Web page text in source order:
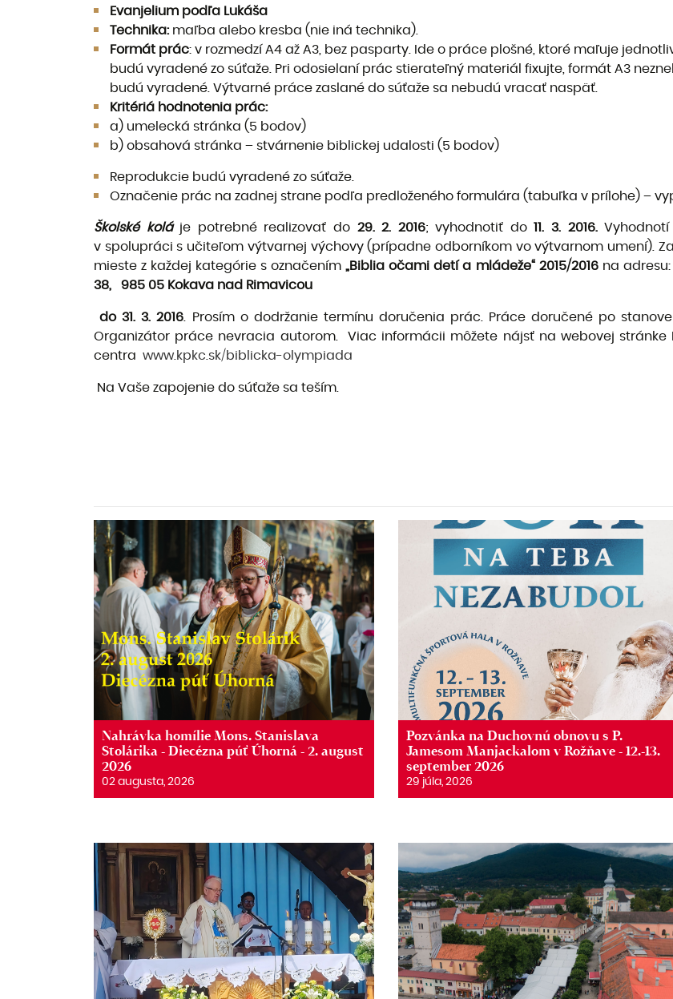
Evanjelium podľa Lukáša
Technika: maľba alebo kresba (nie iná technika).
Formát prác: v rozmedzí A4 až A3, bez pasparty. Ide o práce plošné, ktoré maľuje
budú vyradené zo súťaže. Pri odosielaní prác stierateľný materiál fixujte, formát A3
budú vyradené. Výtvarné práce zaslané do súťaže sa nebudú vracať naspäť.
Kritériá hodnotenia prác:
a) umelecká stránka (5 bodov)
b) obsahová stránka – stvárnenie biblickej udalosti (5 bodov)
Reprodukcie budú vyradené zo súťaže.
Označenie prác na zadnej strane podľa predloženého formulára (tabuľka v prílohe) –
Školské kolá je potrebné realizovať do 29. 2. 2016; vyhodnotiť do11. 3. 2016.Vyhodnotí
v spolupráci s učiteľom výtvarnej výchovy (prípadne odborníkom vo výtvarnom umení).
mieste z každej kategórie s označením„Biblia očami detí a mládeže“ 2015/2016na adresu:
38,
985 05 Kokava nad Rimavicou
do 31. 3. 2016 . Prosím o dodržanie termínu doručenia prác. Práce doručené po
Organizátor práce nevracia autorom. Viac informácii môžete nájsť na webovej
centra www.kpkc.sk/biblicka-olympiada
Na Vaše zapojenie do súťaže sa teším.
Mgr.
koordinátor
Nahrávka homílie Mons. Stanislava
Stolárika - Diecézna púť Úhorná - 2. august
2026
02 augusta, 2026
Pozvánka na Duchovnú obnovu s P.
Jamesom Manjackalom v Rožňave - 12.-13.
september 2026
29 júla, 2026